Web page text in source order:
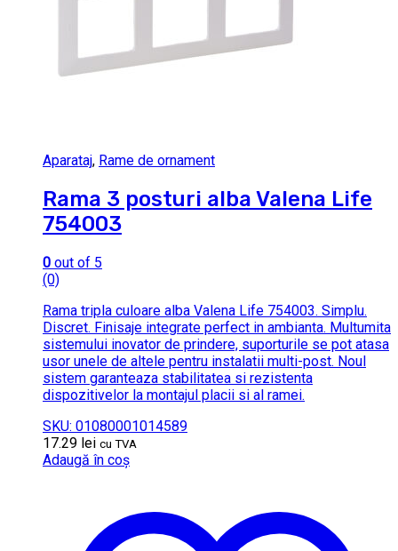
Aparataj, Rame de ornament
Rama 3 posturi alba Valena Life
754003
0 out of 5
(0)
Rama tripla culoare alba Valena Life 754003. Simplu.
Discret. Finisaje integrate perfect in ambianta. Multumita
sistemului inovator de prindere, suporturile se pot atasa
usor unele de altele pentru instalatii multi-post. Noul
sistem garanteaza stabilitatea si rezistenta
dispozitivelor la montajul placii si al ramei.
SKU: 01080001014589
17.29 lei cu TVA
Adaugă în coș